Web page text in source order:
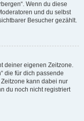
Wenn du diese
und du selbst
Besucher gezählt.
deiner eigenen Zeitzone.
die für dich passende
kann dabei nur
du noch nicht registriert